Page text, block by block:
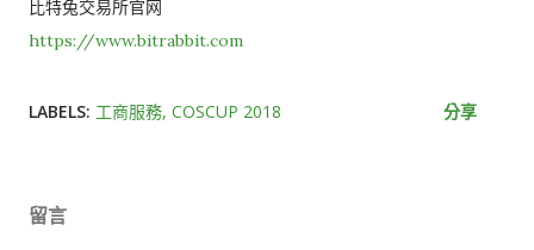
比特兔交易所官网
https://www.bitrabbit.com
LABELS: 工商服務 COSCUP 2018 分享
留言